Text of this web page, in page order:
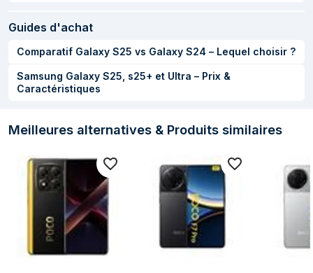
Support de stockage
Capacité de la RAM 12 Go
Capacité de
512 Go
Type de RAM LPDDR5X
Caméra
Type de caméra
Double caméra
Résolution de la
caméra arrière
(numerique)
Guides d'achat
Comparatif Galaxy S25 vs Galaxy S24 – Lequel choisir ?
Samsung Galaxy S25, s25+ et Ultra – Prix &
Caractéristiques
Meilleures alternatives & Produits similaires